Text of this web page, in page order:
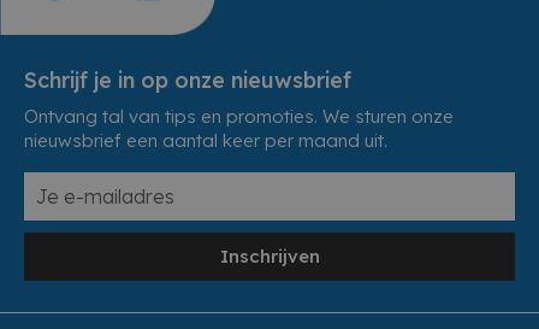
Schrijf je in op onze nieuwsbrief
Ontvang tal van tips en promoties. We sturen onze
nieuwsbrief een aantal keer per maand uit.
Inschrijven